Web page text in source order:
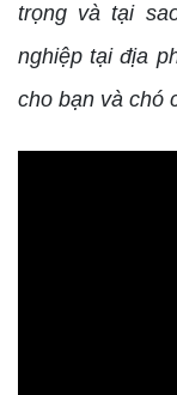
trọng và tại
nghiệp tại địa
cho bạn và chó